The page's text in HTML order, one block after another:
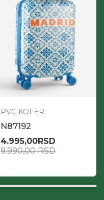
PVC KOFER
N87192
4.995,00RSD
9.990,00RSD